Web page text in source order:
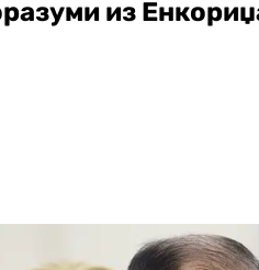
из